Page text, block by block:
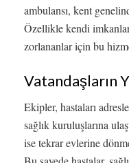
ambulansı, kent
Özellikle kendi
zorlananlar için bu
Vatandaşların
Ekipler, hastaları
sağlık kuruluşlarına
ise tekrar evlerine